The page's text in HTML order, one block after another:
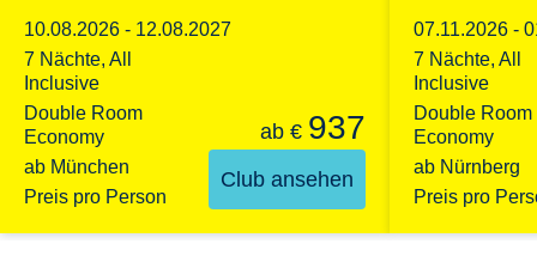
10.08.2026 - 12.08.2027
7 Nächte, All
Inclusive
Double Room
Economy
ab München
Preis pro Person
ab € 937
Club ansehen
07.11.2026 -
7 Nächte, All
Inclusive
Double Room
Economy
ab Nürnberg
Preis pro